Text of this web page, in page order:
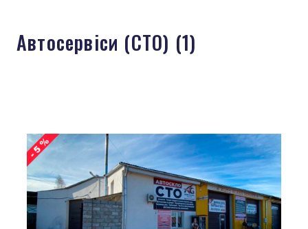
Автосервіси (СТО) (1)